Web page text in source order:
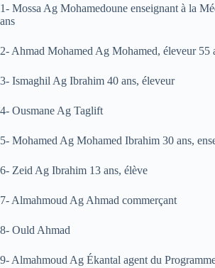
1- Mossa Ag Mohamedoune enseignant à la
ans
2- Ahmad Mohamed Ag Mohamed, éleveur 55
3- Ismaghil Ag Ibrahim 40 ans, éleveur
4- Ousmane Ag Taglift
5- Mohamed Ag Mohamed Ibrahim 30 ans,
6- Zeid Ag Ibrahim 13 ans, élève
7- Almahmoud Ag Ahmad commerçant
8- Ould Ahmad
9- Almahmoud Ag Ékantal agent du